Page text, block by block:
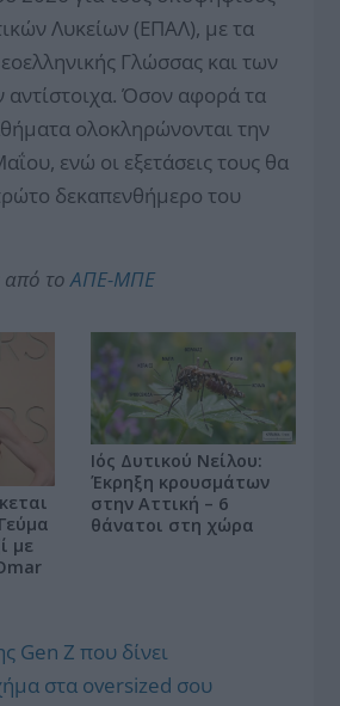
Λυκείων (ΕΠΑΛ), με τα
Γλώσσας και των
αντίστοιχα. Όσον αφορά τα
ολοκληρώνονται την
ενώ οι εξετάσεις τους θα
δεκαπενθήμερο του
από τοΑΠΕ-ΜΠΕ
με
Ιός Δυτικού Νείλου:
Έκρηξη κρουσμάτων
στην Αττική – 6
θάνατοι στη χώρα